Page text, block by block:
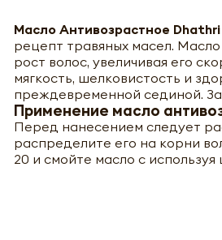
Масло Антивозрастное Dhathri
рецепт травяных масел.
рост волос, увеличивая его
мягкость, шелковистость и
преждевременной сединой.
Применение масло
Перед нанесением следует
распределите его на корни
20 и смойте масло с